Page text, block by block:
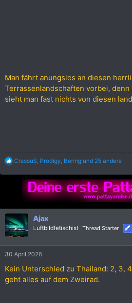
Man fährt anungslos an diesen
Terrassenlandschaften vorbei, denn
sieht man fast nichts von diesen
R
a
n
e
n
:
CrassuS Prodigy Bering und 25 andere
Ajax
Luftbildfetischist Thread Starter
30 April 2026
Kein Unterschied zu Thailand: 2, 3,
geht alles auf dem Zweirad.